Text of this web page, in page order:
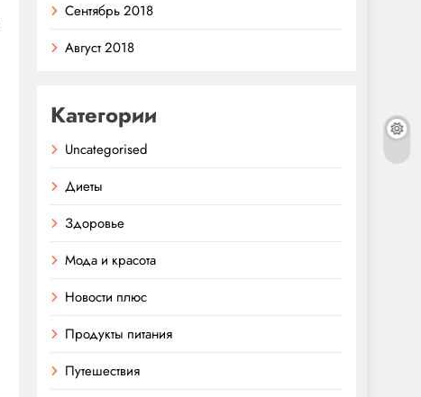
Сентябрь 2018
Август 2018
Категории
Uncategorised
Диеты
Здоровье
Мода и красота
Новости плюс
Продукты питания
Путешествия